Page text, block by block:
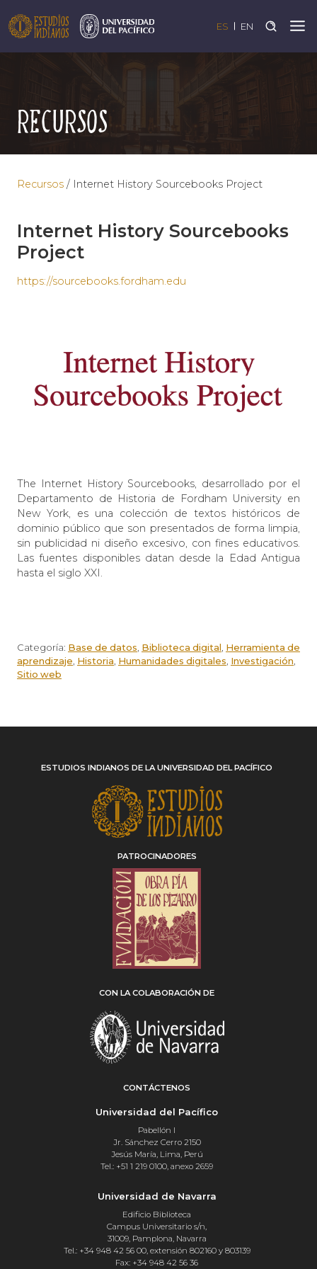
ES EN
Recursos
Recursos / Internet History Sourcebooks Project
Internet History Sourcebooks
Project
https://sourcebooks.fordham.edu
The Internet History Sourcebooks, desarrollado por el
Departamento de Historia de Fordham University en
New York, es una colección de textos históricos de
dominio público que son presentados de forma limpia,
sin publicidad ni diseño excesivo, con fines educativos.
Las fuentes disponibles datan desde la Edad Antigua
hasta el siglo XXI.
Categoría: Base de datos Biblioteca digital Herramienta de
aprendizaje Historia Humanidades digitales Investigación
Sitio web
ESTUDIOS INDIANOS DE LA UNIVERSIDAD DEL PACÍFICO
PATROCINADORES
CON LA COLABORACIÓN DE
CONTÁCTENOS
Universidad del Pacífico
Pabellón I
Jr. Sánchez Cerro 2150
Jesús María, Lima, Perú
Tel.: +51 1 219 0100, anexo 2659
Universidad de Navarra
Edificio Biblioteca
Campus Universitario s/n,
31009, Pamplona, Navarra
Tel.: +34 948 42 56 00, extensión 802160 y 803139
Fax: +34 948 42 56 36